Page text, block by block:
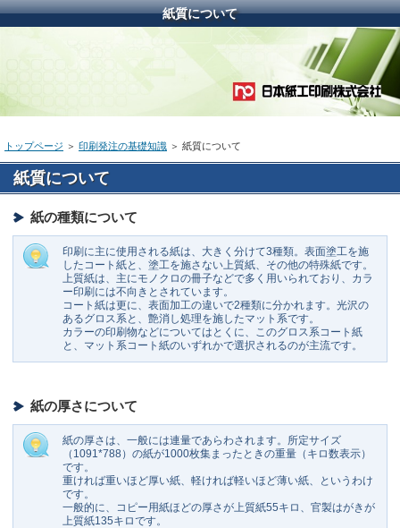
紙質について
トップページ ＞ 印刷発注の基礎知識 ＞ 紙質について
紙質について
紙の種類について
印刷に主に使用される紙は、大きく分けて3種類。表面塗工を施
したコート紙と、塗工を施さない上質紙、その他の特殊紙です。
上質紙は、主にモノクロの冊子などで多く用いられており、カラ
ー印刷には不向きとされています。
コート紙は更に、表面加工の違いで2種類に分かれます。光沢の
あるグロス系と、艶消し処理を施したマット系です。
カラーの印刷物などについてはとくに、このグロス系コート紙
と、マット系コート紙のいずれかで選択されるのが主流です。
紙の厚さについて
紙の厚さは、一般には連量であらわされます。所定サイズ
（1091*788）の紙が1000枚集まったときの重量（キロ数表示）
です。
重ければ重いほど厚い紙、軽ければ軽いほど薄い紙、というわけ
です。
一般的に、コピー用紙ほどの厚さが上質紙55キロ、官製はがきが
上質紙135キロです。